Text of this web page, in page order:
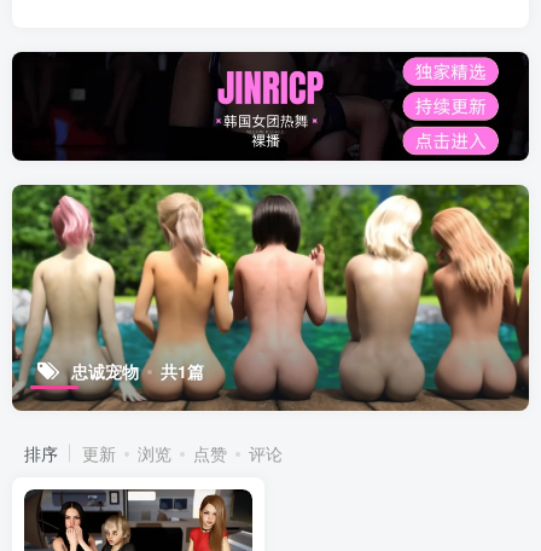
忠诚宠物 共1篇
排序 更新 浏览 点赞 评论